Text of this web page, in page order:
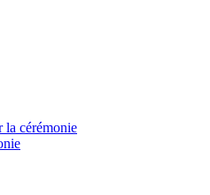
la cérémonie